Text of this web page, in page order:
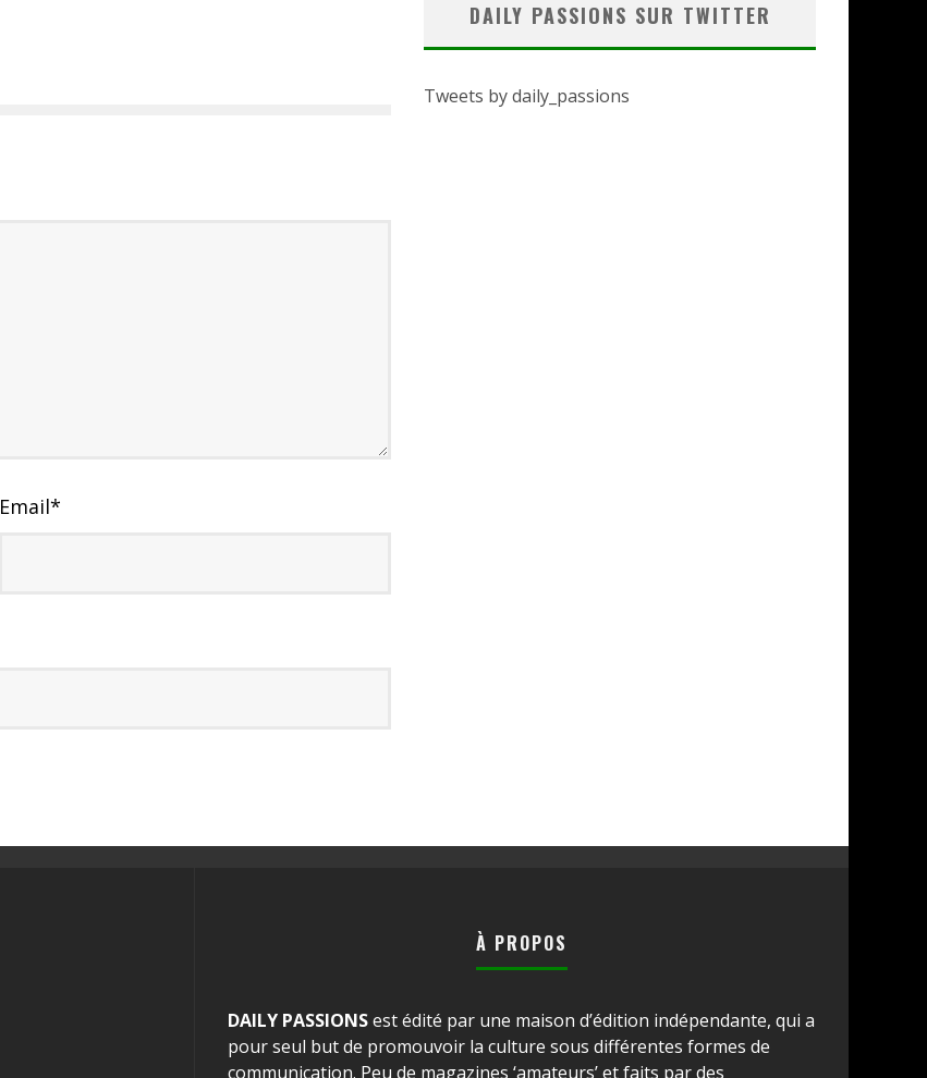
Email*
DAILY PASSIONS SUR TWITTER
Tweets by daily_passions
À PROPOS
DAILY PASSIONSest édité par une maison d’édition indépendante, qui a
pour seul but de promouvoir la culture sous différentes formes de
communication. Peu de magazines ‘amateurs’ et faits par des